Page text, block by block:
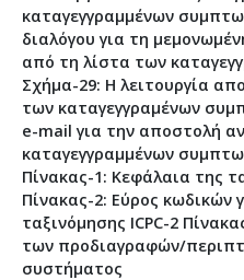
καταγεγγραμμένων
διαλόγου για τη
από τη λίστα των
Σχήμα-29: Η λειτουργία
των καταγεγγραμένων
e-mail για την αποστολή
καταγεγγραμμένων
Πίνακας-1: Κεφάλαια της
Πίνακας-2: Εύρος κωδικών
ταξινόμησης ICPC-2
των προδιαγραφών/
συστήματος